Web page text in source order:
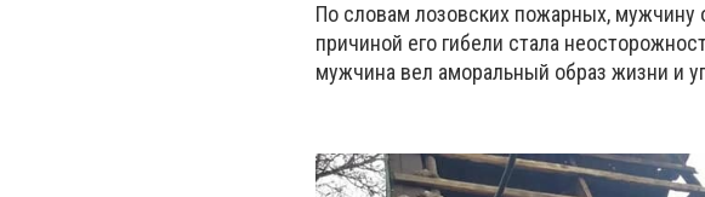
По словам лозовских пожарных, мужчину
причиной его гибели стала
мужчина вел аморальный образ жизни и